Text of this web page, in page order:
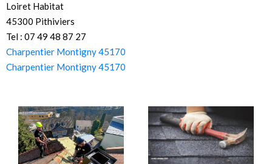
Loiret Habitat
45300 Pithiviers
Tel : 07 49 48 87 27
Charpentier Montigny 45170
Charpentier Montigny 45170